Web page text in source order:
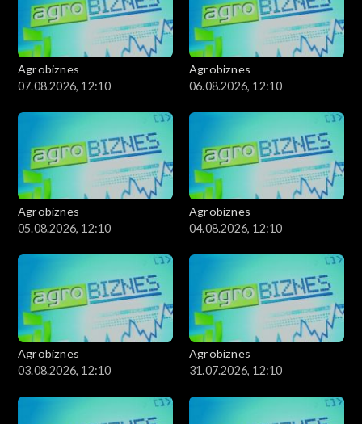
Agrobiznes
07.08.2026, 12:10
Agrobiznes
06.08.2026, 12:10
Agrobiznes
05.08.2026, 12:10
Agrobiznes
04.08.2026, 12:10
Agrobiznes
03.08.2026, 12:10
Agrobiznes
31.07.2026, 12:10